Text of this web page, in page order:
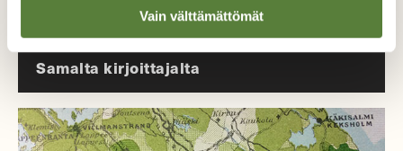
Vain välttämättömät
Samalta kirjoittajalta